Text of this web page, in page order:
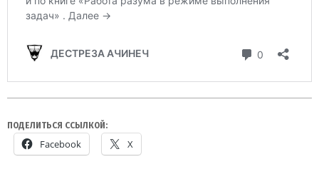
ПОДЕЛИТЬСЯ ССЫЛКОЙ:
Facebook X